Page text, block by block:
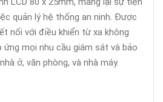
quản lý hệ thống an ninh. Được
nối với điều khiển từ xa không
ứng mọi nhu cầu giám sát và bảo
ở, văn phòng, và nhà máy.